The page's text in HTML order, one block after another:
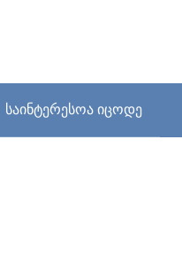
საინტერესოა იცოდე